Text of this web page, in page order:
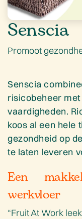
Senscia
Promoot
Senscia
risicobeheer
vaardigheden.
koos al een hele
gezondheid op
te laten leveren
Een
werkvloer
“Fruit At Work